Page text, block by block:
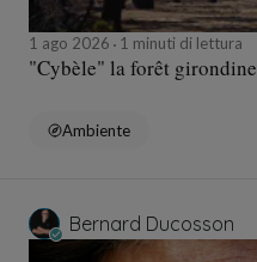
1 ago 2026 1 minuti di lettura
"Cybèle" la forêt girondine
Ambiente
Bernard Ducosson